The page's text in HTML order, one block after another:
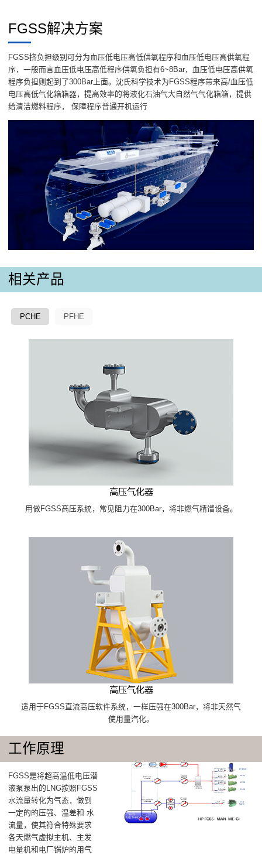
FGSS解决方案
FGSS挤负担级别可分为血压低电压高低供氧程序和血压低电压高供氧程
序，一般而言血压低电压高低程序供氧负担有6~8Bar，血压低电压高供氧
程序负担则起到了300Bar上面。沈氏科学技术为FGSS程序带来高/血压低
电压高低气化箱箱器，提高效率的将液化石油气大自然气气化箱箱，提供
给清洁燃料程序， 保障程序普通开机运行
相关产品
PCHE PFHE
高压气化器
用做FGSS髙压系統，常见阻力在300Bar，将非燃气精馏设备。
高压气化器
适用于FGSS直流高压软件系统，一样压强在300Bar，将非天然气
使用量汽化。
工作原理
FGSS是将超高温低电压潜
液泵泵出的LNG按照FGSS
水流量转化为气态，做到
一定的的压强、温差和 水
流量，使其符合特殊要求
各天燃气虚拟主机、主发
电量机和电厂锅炉的用气